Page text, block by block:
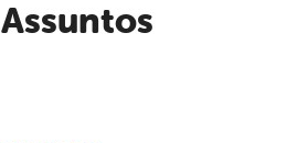
Assuntos